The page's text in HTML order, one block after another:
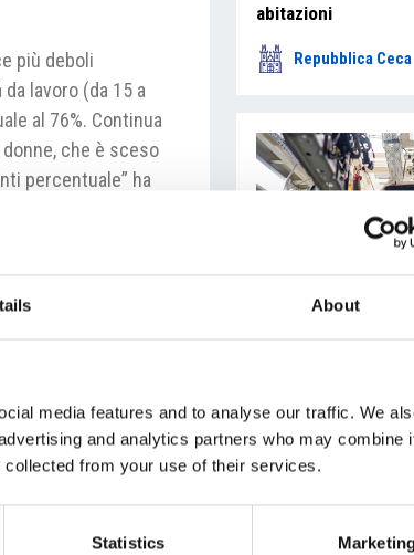
About
media features and to analyse our traffic. We
and analytics partners who may combine
collected from your use of their services.
Statistics
più deboli
lavoro (da 15 a
al 76%. Continua
che è sceso
percentuale” ha
a-
abitazioni
Repubblica Ceca
La Škoda avvia la
SUV Peaq
Repubblica Ceca